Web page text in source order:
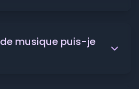
musique puis-je